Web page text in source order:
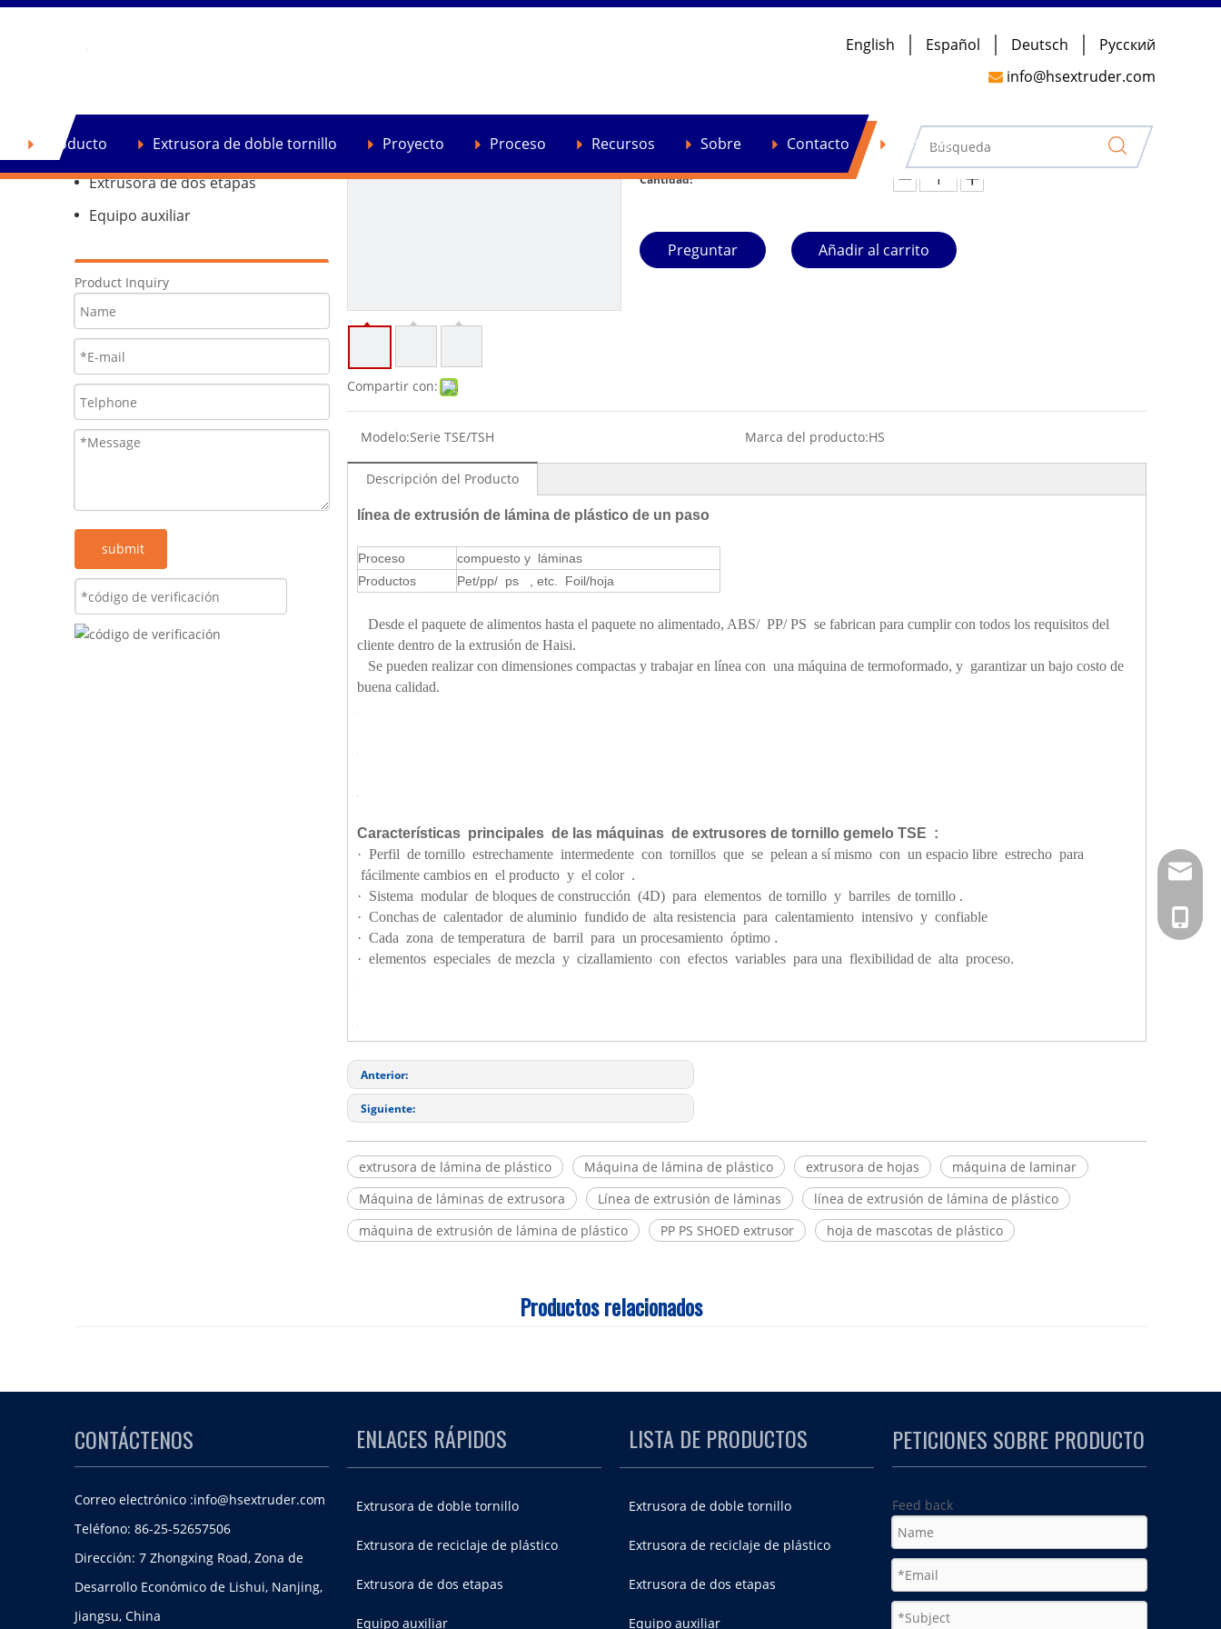
English Español Deutsch Pусский
 info@hsextruder.com
Producto Extrusora de doble tornillo Proyecto Proceso Recursos Sobre Contacto Noticias
Extrusora de doble tornillo
Extrusora de reciclaje de plástico
Extrusora de dos etapas
Equipo auxiliar
Product Inquiry
submit
Compartir con:
Máquina extrusora de lámina de plástico TSE-75 con alta salida
Desde el paquete de alimentos hasta el paquete no alimentado, ABS/ PP/ PS se
fabrican para cumplir con todos los requisitos del cliente dentro de la extrusión
de Haisi.
Cantidad:
Preguntar Añadir al carrito
Modelo:Serie TSE/TSH Marca del producto:HS
Descripción del Producto
línea de extrusión de lámina de plástico de un paso
Proceso
compuesto y láminas
Productos
Pet/pp/ ps , etc. Foil/hoja
Desde el paquete de alimentos hasta el paquete no alimentado, ABS/ PP/ PS se fabrican para cumplir con todos los requisitos del
cliente dentro de la extrusión de Haisi.
Se pueden realizar con dimensiones compactas y trabajar en línea con una máquina de termoformado, y garantizar un bajo costo de
buena calidad.
Características principales de las máquinas de extrusores de tornillo gemelo TSE :
· Perfil de tornillo estrechamente intermedente con tornillos que se pelean a sí mismo con un espacio libre estrecho para
fácilmente cambios en el producto y el color .
· Sistema modular de bloques de construcción (4D) para elementos de tornillo y barriles de tornillo .
· Conchas de calentador de aluminio fundido de alta resistencia para calentamiento intensivo y confiable
· Cada zona de temperatura de barril para un procesamiento óptimo .
· elementos especiales de mezcla y cizallamiento con efectos variables para una flexibilidad de alta proceso.
Anterior:
Siguiente:
extrusora de lámina de plástico Máquina de lámina de plástico extrusora de hojas
máquina de laminar
Máquina de láminas de extrusora
Línea de extrusión de láminas
línea de extrusión de lámina de plástico
máquina de extrusión de lámina de plástico
PP PS SHOED extrusor hoja de mascotas de plástico
Productos relacionados
CONTÁCTENOS
Correo electrónico :info@hsextruder.com
Teléfono: 86-25-52657506
Dirección: 7 Zhongxing Road, Zona de
Desarrollo Económico de Lishui, Nanjing,
Jiangsu, China
ENLACES RÁPIDOS
Extrusora de doble tornillo
Extrusora de reciclaje de plástico
Extrusora de dos etapas
Equipo auxiliar
LISTA DE PRODUCTOS
Extrusora de doble tornillo
Extrusora de reciclaje de plástico
Extrusora de dos etapas
Equipo auxiliar
+ 86-
PETICIONES SOBRE PRODUCTO
Feed back